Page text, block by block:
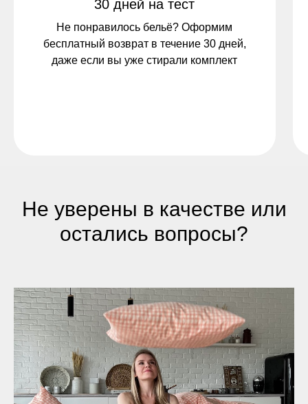
30 дней на тест
Не понравилось бельё? Оформим
бесплатный возврат в течение 30 дней,
даже если вы уже стирали комплект
Не уверены в качестве или
остались вопросы?